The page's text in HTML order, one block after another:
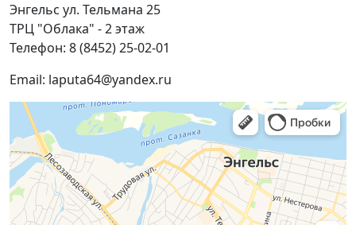
Энгельс ул. Тельмана 25
ТРЦ "Облака" - 2 этаж
Телефон: 8 (8452) 25-02-01
Email: laputa64@yandex.ru